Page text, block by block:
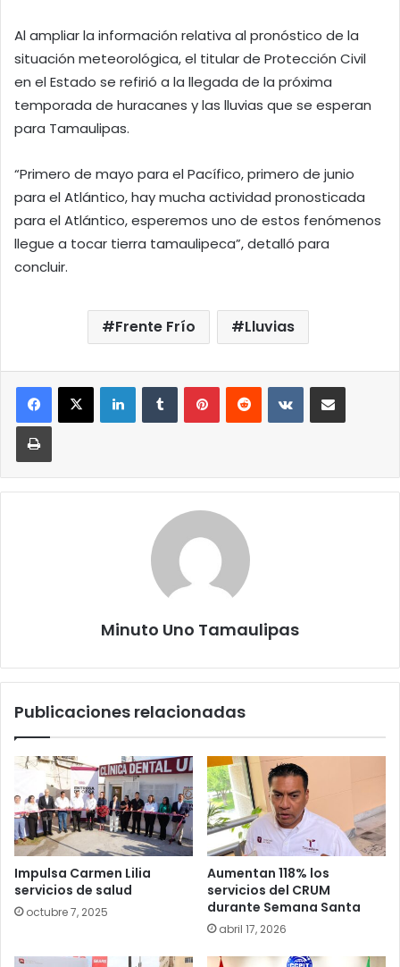
Al ampliar la información relativa al pronóstico de la
situación meteorológica, el titular de Protección Civil
en el Estado se refirió a la llegada de la próxima
temporada de huracanes y las lluvias que se esperan
para Tamaulipas.
“Primero de mayo para el Pacífico, primero de junio
para el Atlántico, hay mucha actividad pronosticada
para el Atlántico, esperemos uno de estos fenómenos
llegue a tocar tierra tamaulipeca”, detalló para
concluir.
Frente Frío Lluvias
LinkedInTumblrPinterestReddit VKontakteCompartir por correo
Imprimir
Minuto Uno Tamaulipas
Publicaciones relacionadas
Impulsa Carmen Lilia
servicios de salud
octubre 7, 2025
Aumentan 118% los
servicios del CRUM
durante Semana Santa
abril 17, 2026